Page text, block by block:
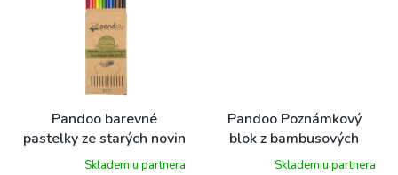
Pandoo barevné
pastelky ze starých novin
12 ks
Skladem u partnera
Pandoo Poznámkový
blok z bambusových
vláken A4 5 ks
Skladem u partnera